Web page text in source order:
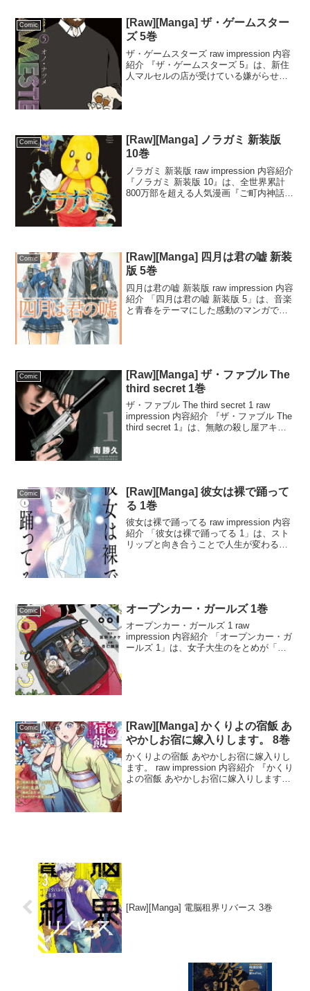
Comic
[Raw][Manga] ザ・ゲームスター
ズ 5巻
ザ・ゲームスターズ raw impression 内容
紹介 『ザ・ゲームスターズ 5』は、新住
人マルセルの店が受けている嫌がらせ被
Comic
[Raw][Manga] ノラガミ 新装版
10巻
ノラガミ 新装版 raw impression 内容紹介
『ノラガミ 新装版 10』は、全世界累計
800万部を超える人気漫画『ご町内神話』
Comic
[Raw][Manga] 四月は君の嘘 新装
版 5巻
四月は君の嘘 新装版 raw impression 内容
紹介 「四月は君の嘘 新装版 5」は、音楽
と青春をテーマにした感動のマンガで
Comic
[Raw][Manga] ザ・ファブル The
third secret 1巻
ザ・ファブル The third secret 1 raw
impression 内容紹介 『ザ・ファブル The
third secret 1』は、無敵の殺し屋アキラ
Comic
[Raw][Manga] 彼女は裸で踊って
る 1巻
彼女は裸で踊ってる raw impression 内容
紹介 「彼女は裸で踊ってる 1」は、スト
リップと向き合うことで人生が変わると
Comic オープンカー・ガールズ 1巻
オープンカー・ガールズ 1 raw
impression 内容紹介 「オープンカー・ガ
ールズ 1」は、女子大生のをとめが「何
Comic
[Raw][Manga] かくりよの宿飯 あ
やかしお宿に嫁入りします。 8巻
かくりよの宿飯 あやかしお宿に嫁入りし
ます。 raw impression 内容紹介 『かくり
よの宿飯 あやかしお宿に嫁入りします。
[Raw][Manga] 電脳租界リバース 3巻